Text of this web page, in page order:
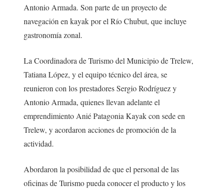
Antonio Armada. Son parte de un proyecto de
navegación en kayak por el Río Chubut, que incluye
gastronomía zonal.
La Coordinadora de Turismo del Municipio de Trelew,
Tatiana López, y el equipo técnico del área, se
reunieron con los prestadores Sergio Rodríguez y
Antonio Armada, quienes llevan adelante el
emprendimiento Anié Patagonia Kayak con sede en
Trelew, y acordaron acciones de promoción de la
actividad.
Abordaron la posibilidad de que el personal de las
oficinas de Turismo pueda conocer el producto y los